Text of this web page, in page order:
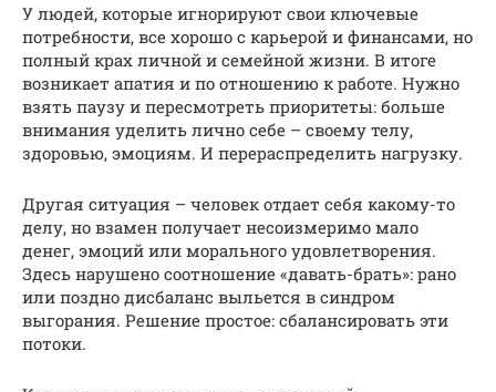
У людей, которые игнорируют свои ключевые
потребности, все хорошо с карьерой и финансами, но
полный крах личной и семейной жизни. В итоге
возникает апатия и по отношению к работе. Нужно
взять паузу и пересмотреть приоритеты: больше
внимания уделить лично себе – своему телу,
здоровью, эмоциям. И перераспределить нагрузку.
Другая ситуация – человек отдает себя какому-то
делу, но взамен получает несоизмеримо мало
денег, эмоций или морального удовлетворения.
Здесь нарушено соотношение «давать-брать»: рано
или поздно дисбаланс выльется в синдром
выгорания. Решение простое: сбалансировать эти
потоки.